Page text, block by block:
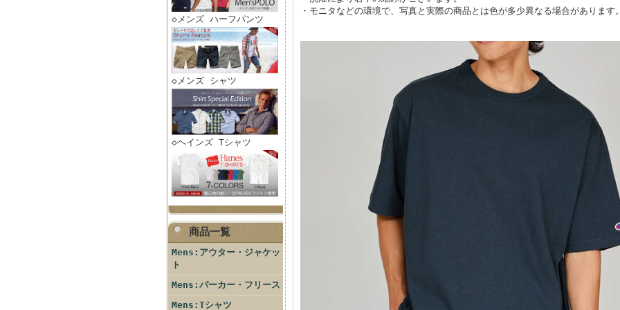
◇メンズ ハーフパンツ
◇メンズ シャツ
◇ヘインズ Tシャツ
商品一覧
Mens:アウター・ジャケッ
ト
Mens:パーカー・フリース
Mens:Tシャツ
・モニタなどの環境で、写真と実際の商品とは色が多少異なる場合があります